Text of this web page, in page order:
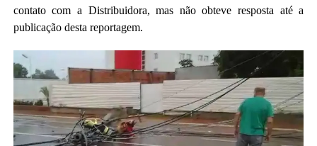
contato com a Distribuidora, mas não obteve resposta até a
publicação desta reportagem.